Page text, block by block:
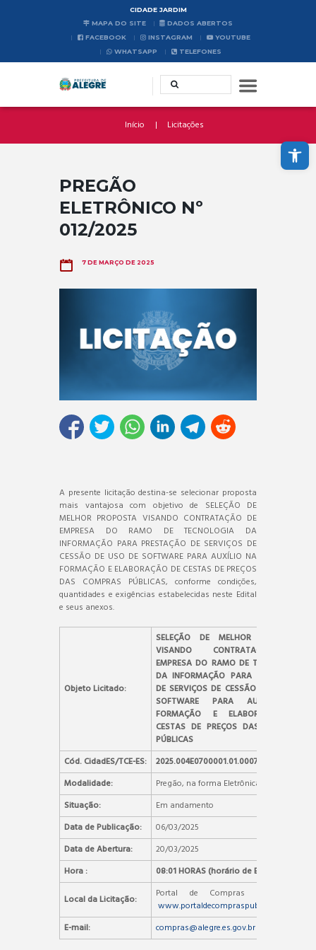
Abrir a barra de ferramentas
CIDADE JARDIM
MAPA DO SITE
DADOS ABERTOS
FACEBOOK
INSTAGRAM
YOUTUBE
WHATSAPP
TELEFONES
Início Licitações
PREGÃO
ELETRÔNICO Nº
012/2025
7 DE MARÇO DE 2025
A presente licitação destina-se selecionar proposta
mais vantajosa com objetivo de SELEÇÃO DE
MELHOR PROPOSTA VISANDO CONTRATAÇÃO DE
EMPRESA DO RAMO DE TECNOLOGIA DA
INFORMAÇÃO PARA PRESTAÇÃO DE SERVIÇOS DE
CESSÃO DE USO DE SOFTWARE PARA AUXÍLIO NA
FORMAÇÃO E ELABORAÇÃO DE CESTAS DE PREÇOS
DAS COMPRAS PÚBLICAS, conforme condições,
quantidades e exigências estabelecidas neste Edital
e seus anexos.
Objeto Licitado:
SELEÇÃO DE MELHOR PROPOSTA
VISANDO CONTRATAÇÃO DE
EMPRESA DO RAMO DE TECNOLOGIA
DA INFORMAÇÃO PARA PRESTAÇÃO
DE SERVIÇOS DE CESSÃO DE USO DE
SOFTWARE PARA AUXÍLIO NA
FORMAÇÃO E ELABORAÇÃO DE
CESTAS DE PREÇOS DAS COMPRAS
PÚBLICAS
Cód. CidadES/TCE-ES:
2025.004E0700001.01.0007
Modalidade:
Pregão, na forma Eletrônica
Situação:
Em andamento
Data de Publicação:
06/03/2025
Data de Abertura:
20/03/2025
Hora :
08:01 HORAS (horário de Brasília)
Local da Licitação:
Portal de Compras Públicas –
www.portaldecompraspublicas.com.br
E-mail:
compras@alegre.es.gov.br